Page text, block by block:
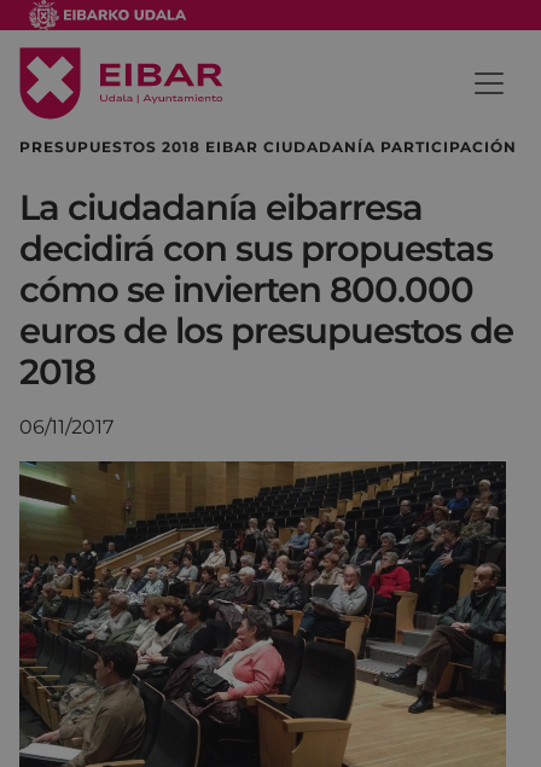
PRESUPUESTOS 2018 EIBAR CIUDADANÍA PARTICIPACIÓN
La ciudadanía eibarresa
decidirá con sus propuestas
cómo se invierten 800.000
euros de los presupuestos de
2018
06/11/2017